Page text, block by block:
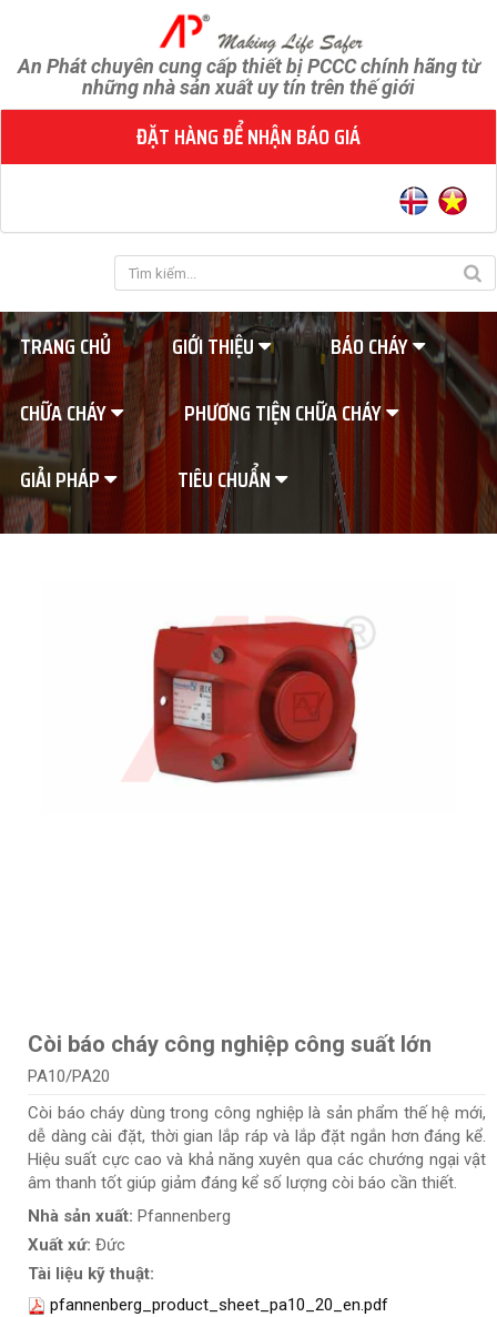
An Phát chuyên cung cấp thiết bị PCCC chính hãng từ
những nhà sản xuất uy tín trên thế giới
ĐẶT HÀNG ĐỂ NHẬN BÁO GIÁ
TRANG CHỦ GIỚI THIỆU
BÁO CHÁY
CHỮA CHÁY
PHƯƠNG TIỆN CHỮA CHÁY
GIẢI PHÁP
TIÊU CHUẨN
Còi báo cháy công nghiệp công suất lớn
PA10/PA20
Còi báo cháy dùng trong công nghiệp là sản phẩm thế hệ mới,
dễ dàng cài đặt, thời gian lắp ráp và lắp đặt ngắn hơn đáng kể.
Hiệu suất cực cao và khả năng xuyên qua các chướng ngại vật
âm thanh tốt giúp giảm đáng kể số lượng còi báo cần thiết.
Nhà sản xuất: Pfannenberg
Xuất xứ: Đức
Tài liệu kỹ thuật:
pfannenberg_product_sheet_pa10_20_en.pdf